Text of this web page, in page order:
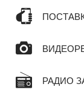
РАДИО